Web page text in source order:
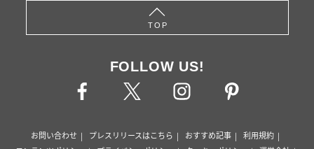
TOP
FOLLOW US!
お問い合わせ プレスリリースはこちら おすすめ記事
利用規約